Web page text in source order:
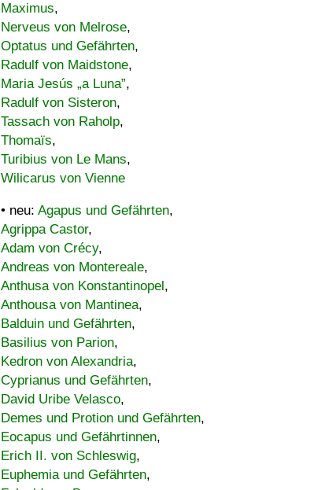
Maximus,
Nerveus von Melrose,
Optatus und Gefährten,
Radulf von Maidstone,
Maria Jesús „a Luna”,
Radulf von Sisteron,
Tassach von Raholp,
Thomaïs,
Turibius von Le Mans,
Wilicarus von Vienne
• neu: Agapus und Gefährten,
Agrippa Castor,
Adam von Crécy,
Andreas von Montereale,
Anthusa von Konstantinopel,
Anthousa von Mantinea,
Balduin und Gefährten,
Basilius von Parion,
Kedron von Alexandria,
Cyprianus und Gefährten,
David Uribe Velasco,
Demes und Protion und Gefährten,
Eocapus und Gefährtinnen,
Erich II. von Schleswig,
Euphemia und Gefährten,